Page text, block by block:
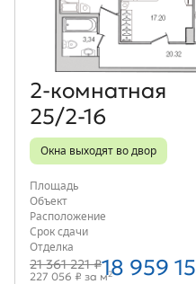
2‑комнатная
25/2-16
Окна выходят во двор
Площадь
Объект
Расположение
Срок сдачи
Отделка
21 361 221 ₽18 959
227 056 ₽ за м2